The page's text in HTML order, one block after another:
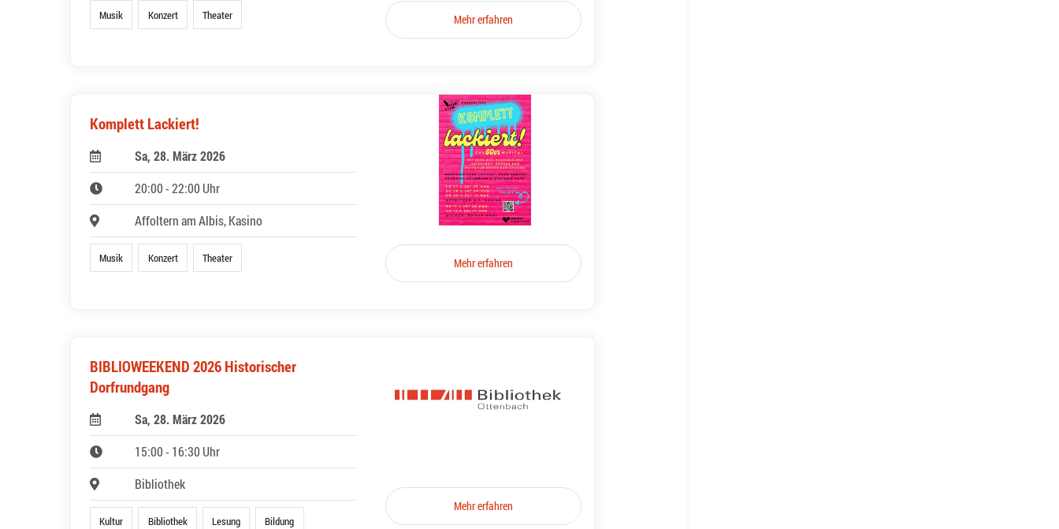
Musik Konzert Theater Mehr erfahren
Komplett Lackiert!
Sa, 28. März 2026
20:00 - 22:00 Uhr
Affoltern am Albis, Kasino
Musik Konzert Theater Mehr erfahren
BIBLIOWEEKEND 2026 Historischer
Dorfrundgang
Sa, 28. März 2026
15:00 - 16:30 Uhr
Bibliothek
Kultur Bibliothek Lesung Bildung
Mehr erfahren